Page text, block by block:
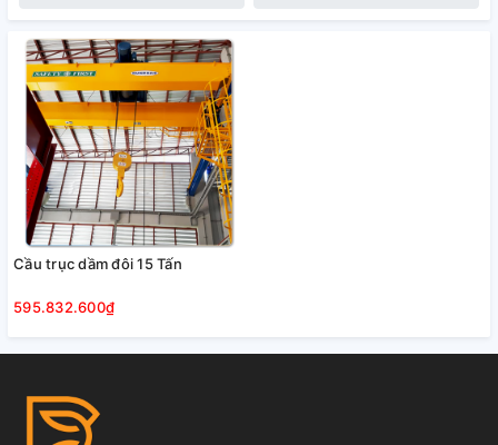
Cầu trục dầm đôi 15 Tấn
595.832.600₫